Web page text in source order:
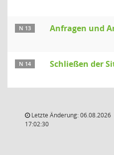
N 13 Anfragen und
N 14 Schließen der
Letzte Änderung: 06.08.2026
17:02:30